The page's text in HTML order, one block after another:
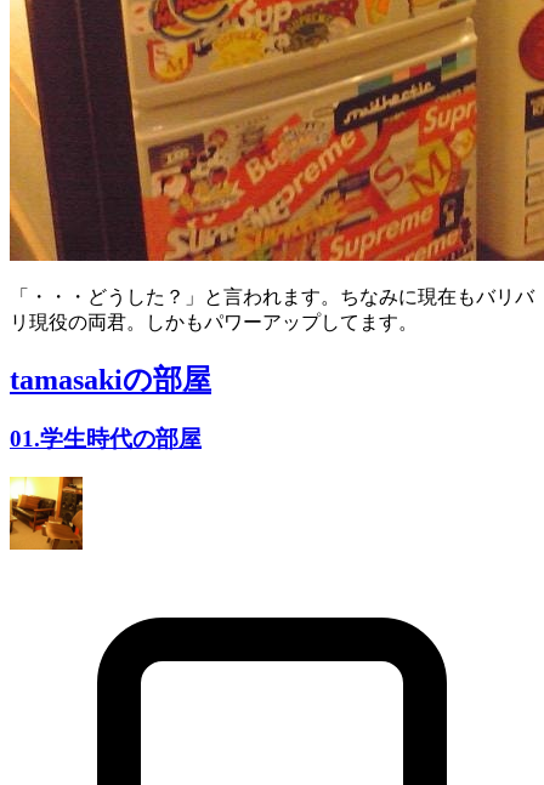
「・・・どうした？」と言われます。ちなみに現在もバリバ
リ現役の両君。しかもパワーアップしてます。
tamasakiの部屋
01.学生時代の部屋